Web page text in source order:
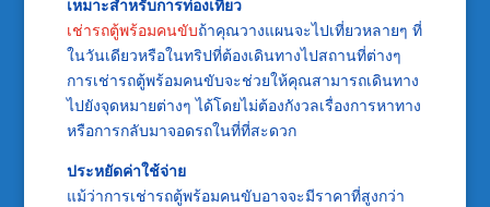
เหมาะสำหรับการท่องเที่ยว
เช่ารถตู้พร้อมคนขับถ้าคุณวางแผนจะไปเที่ยวหลายๆ ที่
ในวันเดียวหรือในทริปที่ต้องเดินทางไปสถานที่ต่างๆ
การเช่ารถตู้พร้อมคนขับจะช่วยให้คุณสามารถเดินทาง
ไปยังจุดหมายต่างๆ ได้โดยไม่ต้องกังวลเรื่องการหาทาง
หรือการกลับมาจอดรถในที่ที่สะดวก
ประหยัดค่าใช้จ่าย
แม้ว่าการเช่ารถตู้พร้อมคนขับอาจจะมีราคาที่สูงกว่า